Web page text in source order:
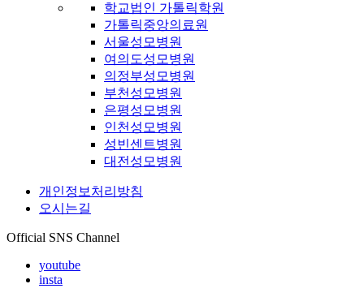
학교법인 가톨릭학원
가톨릭중앙의료원
서울성모병원
여의도성모병원
의정부성모병원
부천성모병원
은평성모병원
인천성모병원
성빈센트병원
대전성모병원
개인정보처리방침
오시는길
Official SNS Channel
youtube
insta